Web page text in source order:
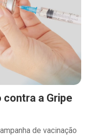
contra a Gripe
de vacinação